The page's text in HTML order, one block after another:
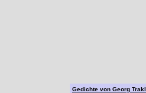
Gedichte von Georg Trakl